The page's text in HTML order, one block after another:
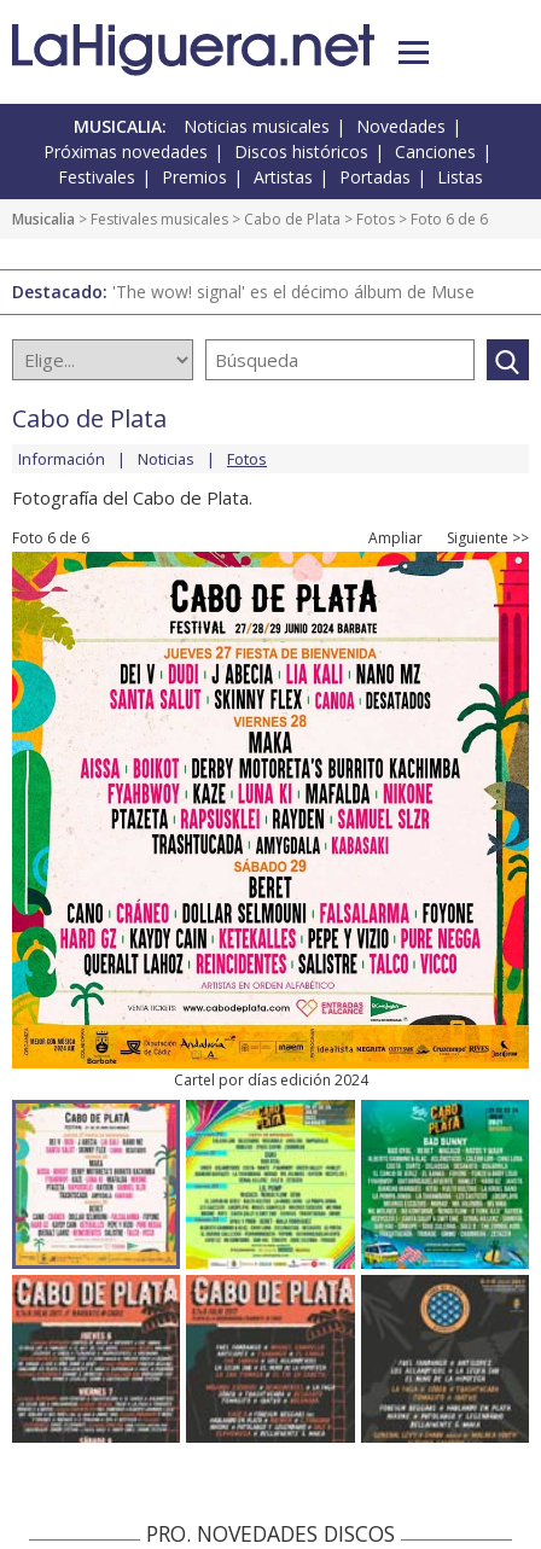
MUSICALIA: Noticias musicales
Novedades
Próximas novedades
Discos históricos
Canciones
Festivales
Premios Artistas Portadas Listas
Musicalia > Festivales musicales > Cabo de Plata > Fotos > Foto 6 de 6
Destacado: 'The wow! signal' es el décimo álbum de Muse
Cabo de Plata
Información Noticias Fotos
Fotografía del Cabo de Plata.
Foto 6 de 6 Ampliar Siguiente >>
Cartel por días edición 2024
PRO. NOVEDADES DISCOS